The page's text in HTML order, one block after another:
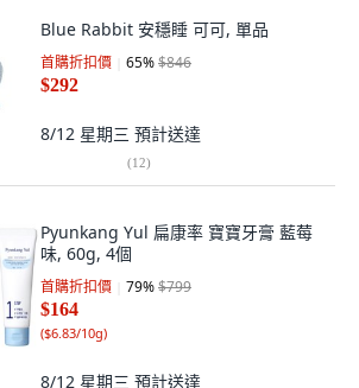
Blue Rabbit 安穩睡 可可, 單品
首購折扣價 65%$846
$292
8/12 星期三 預計送達
(12)
Pyunkang Yul 扁康率 寶寶牙膏 藍莓
味, 60g, 4個
首購折扣價 79%$799
$164
($6.83/10g)
8/12 星期三 預計送達